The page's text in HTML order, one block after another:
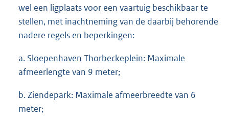
wel een ligplaats voor een vaartuig beschikbaar te
stellen, met inachtneming van de daarbij behorende
nadere regels en beperkingen:
a. Sloepenhaven Thorbeckeplein: Maximale
afmeerlengte van 9 meter;
b. Ziendepark: Maximale afmeerbreedte van 6
meter;